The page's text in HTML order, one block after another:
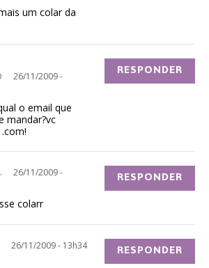
um colar da
26/11/2009 -
o email que
mandar?vc
RESPONDER
26/11/2009 -
colarr
RESPONDER
26/11/2009 - 13h34 RESPONDER